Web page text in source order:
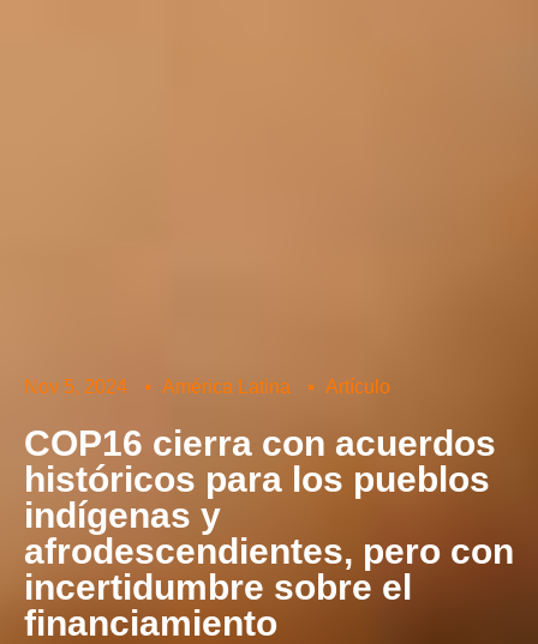
Nov 5, 2024 América Latina Artículo
COP16 cierra con acuerdos
históricos para los pueblos
indígenas y
afrodescendientes, pero con
incertidumbre sobre el
financiamiento